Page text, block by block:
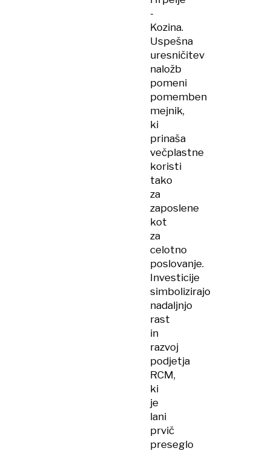
-
Kozina.
Uspešna
uresničitev
naložb
pomeni
pomemben
mejnik,
ki
prinaša
večplastne
koristi
tako
za
zaposlene
kot
za
celotno
poslovanje.
Investicije
simbolizirajo
nadaljnjo
rast
in
razvoj
podjetja
RCM,
ki
je
lani
prvič
preseglo